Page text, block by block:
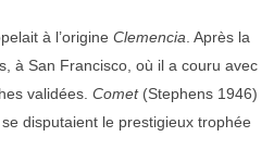
à l’origine Clemencia. Après la
à San Francisco, où il a couru avec
validées. Comet (Stephens 1946)
disputaient le prestigieux trophée